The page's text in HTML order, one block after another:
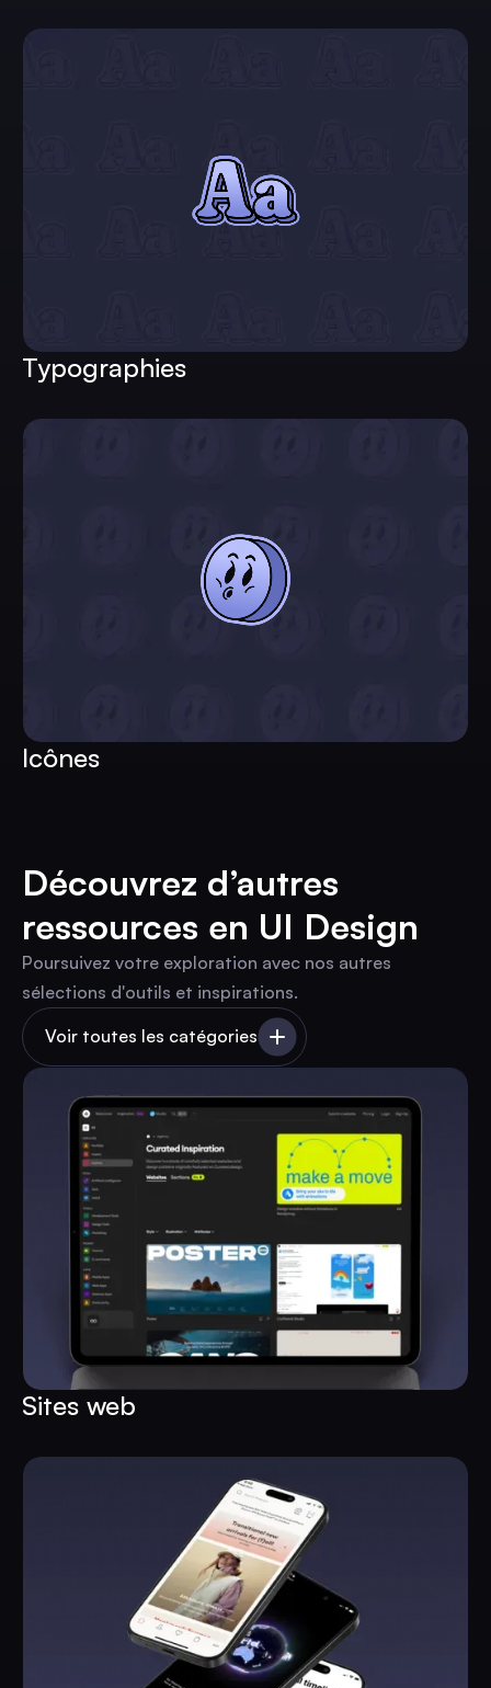
Typographies
Icônes
Découvrez d’autres
ressources en UI Design
Poursuivez votre exploration avec nos autres
sélections d'outils et inspirations.
Voir toutes les catégories
Sites web